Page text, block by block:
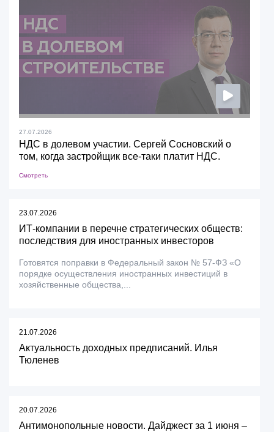
27.07.2026
НДС в долевом участии. Сергей Сосновский о
том, когда застройщик все-таки платит НДС.
Смотреть
23.07.2026
ИТ-компании в перечне стратегических обществ:
последствия для иностранных инвесторов
Готовятся поправки в Федеральный закон № 57-ФЗ «О
порядке осуществления иностранных инвестиций в
хозяйственные общества,...
21.07.2026
Актуальность доходных предписаний. Илья
Тюленев
20.07.2026
Антимонопольные новости. Дайджест за 1 июня –